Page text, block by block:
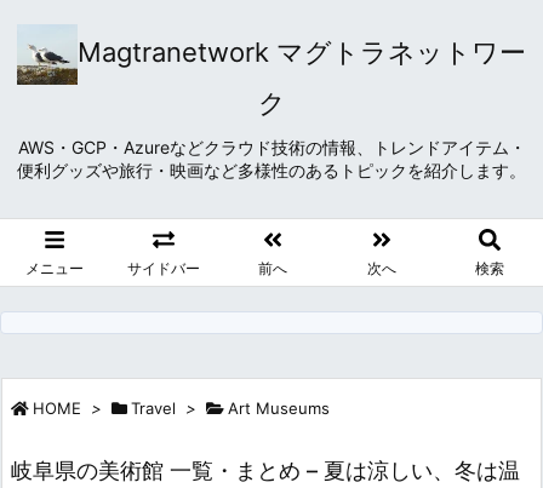
Magtranetwork マグトラネットワー
ク
AWS・GCP・Azureなどクラウド技術の情報、トレンドアイテム・
便利グッズや旅行・映画など多様性のあるトピックを紹介します。
メニュー サイドバー 前へ 次へ 検索
HOME > Travel > Art Museums
岐阜県の美術館 一覧・まとめ – 夏は涼しい、冬は温